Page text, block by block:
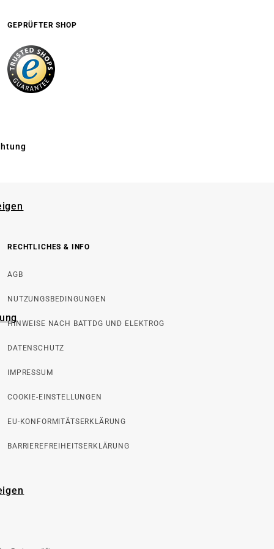
GEPRÜFTER SHOP
RECHTLICHES & INFO
AGB
NUTZUNGSBEDINGUNGEN
HINWEISE NACH BATTDG UND ELEKTROG
DATENSCHUTZ
IMPRESSUM
COOKIE-EINSTELLUNGEN
EU-KONFORMITÄTSERKLÄRUNG
BARRIEREFREIHEITSERKLÄRUNG